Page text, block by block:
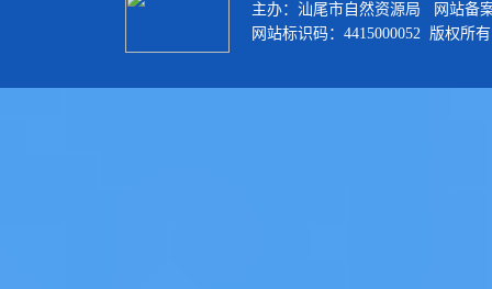
主办：汕尾市自然资源局 网站备
网站标识码：4415000052 版权所